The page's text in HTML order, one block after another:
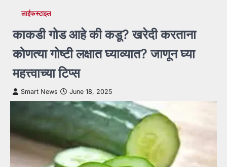
लाईफस्टाइल
काकडी गोड आहे की कडू? खरेदी करताना
कोणत्या गोष्टी लक्षात घ्याव्यात? जाणून घ्या
महत्त्वाच्या टिप्स
Smart News June 18, 2025